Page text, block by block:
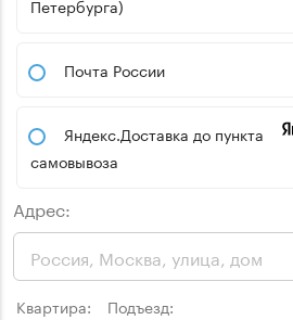
Петербурга)
Почта России
Яндекс.Доставка до пункта
самовывоза
Адрес:
Квартира: Подъезд: